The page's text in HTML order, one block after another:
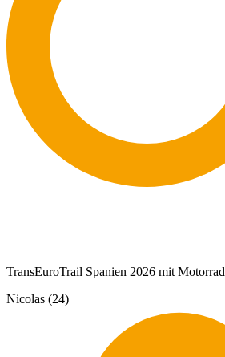
TransEuroTrail Spanien 2026 mit Motorrad
Nicolas (24)